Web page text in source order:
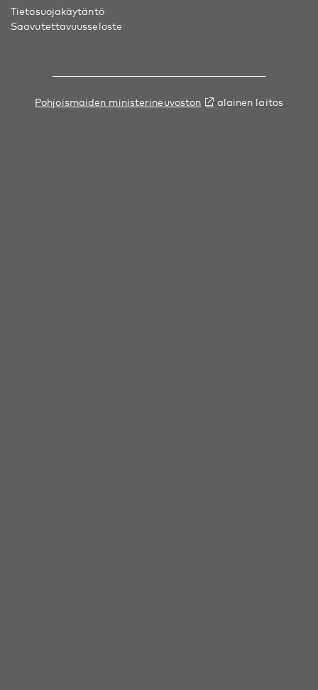
Tietosuojakäytäntö
Saavutettavuusseloste
Pohjoismaiden ministerineuvoston alainen laitos